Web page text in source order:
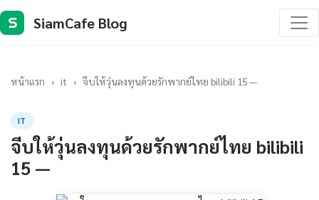
S SiamCafe Blog
หน้าแรก › it › จีบให้วุ่นลงทุนด้วยรักพากย์ไทย bilibili 15 —
IT
จีบให้วุ่นลงทุนด้วยรักพากย์ไทย bilibili
15 —